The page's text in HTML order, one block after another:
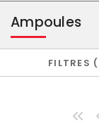
Ampoules
FILTRES